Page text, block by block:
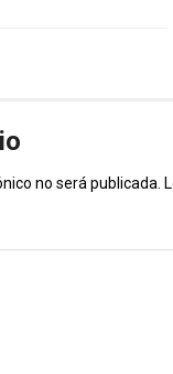
no será publicada.